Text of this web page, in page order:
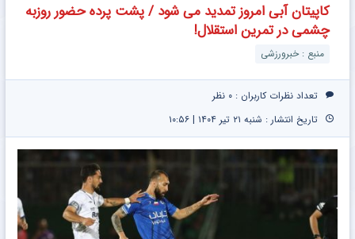
کردی!
(تخفیف
ویژه)
کننده
خانگی
خانگی و
شد.
بفروش
کاپیتان آبی امروز تمدید می شود / پشت پرده حضور روزبه
چشمی در تمرین استقلال!
منبع : خبرورزشی
تعداد نظرات کاربران : ۰ نظر
تاریخ انتشار : شنبه ۲۱ تیر ۱۴۰۴ | ۱۰:۵۶